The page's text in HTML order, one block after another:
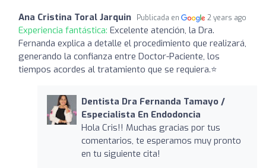
Ana Cristina Toral Jarquin Publicada en 2 years ago
Experiencia fantástica: Excelente atención, la Dra.
Fernanda explica a detalle el procedimiento que realizará,
generando la confianza entre Doctor-Paciente, los
tiempos acordes al tratamiento que se requiera.⭐
Dentista Dra Fernanda Tamayo /
Especialista En Endodoncia
Hola Cris!! Muchas gracias por tus
comentarios, te esperamos muy pronto
en tu siguiente cita!